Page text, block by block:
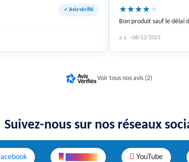
✓ Avis vérifié ★★★★★
Bon produit sauf le délai
a a. · 06/12/2023
Voir tous nos avis (2)
Suivez-nous sur nos réseaux
YouTube